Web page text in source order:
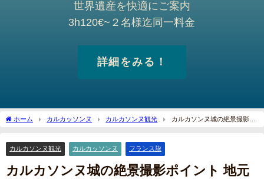
世界遺産を快適にご案内
3h120€~２名様迄同一料金
詳細をみる！
ホーム カルカッソンヌ カルカソンヌ観光
カルカソンヌ城の絶景撮影ポ
カルカソンヌ観光 カルカッソンヌ フランス旅
カルカソンヌ城の絶景撮影ポイント 地元